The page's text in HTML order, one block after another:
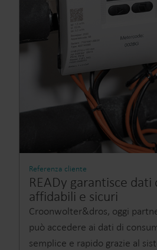
Referenza cliente
READy garantisce
affidabili e sicuri
Croonwolter&dros, oggi
può accedere ai dati di
semplice e rapido grazie al